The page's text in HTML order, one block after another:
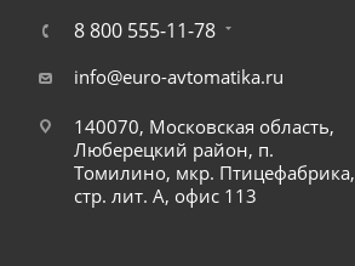
8 800 555-11-78
info@euro-avtomatika.ru
140070, Московская область,
Люберецкий район, п.
Томилино, мкр. Птицефабрика,
стр. лит. А, офис 113